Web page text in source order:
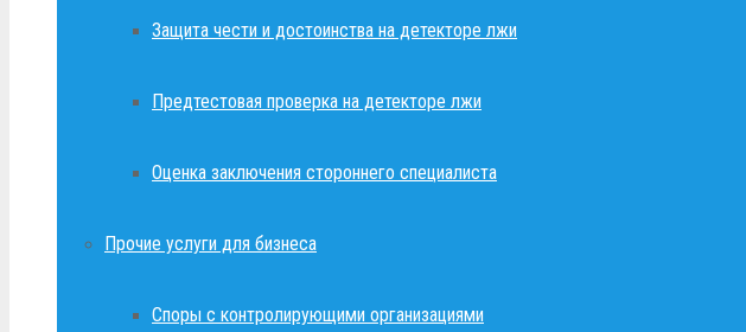
Защита чести и достоинства на детекторе лжи
Предтестовая проверка на детекторе лжи
Оценка заключения стороннего специалиста
Прочие услуги для бизнеса
Споры с контролирующими организациями